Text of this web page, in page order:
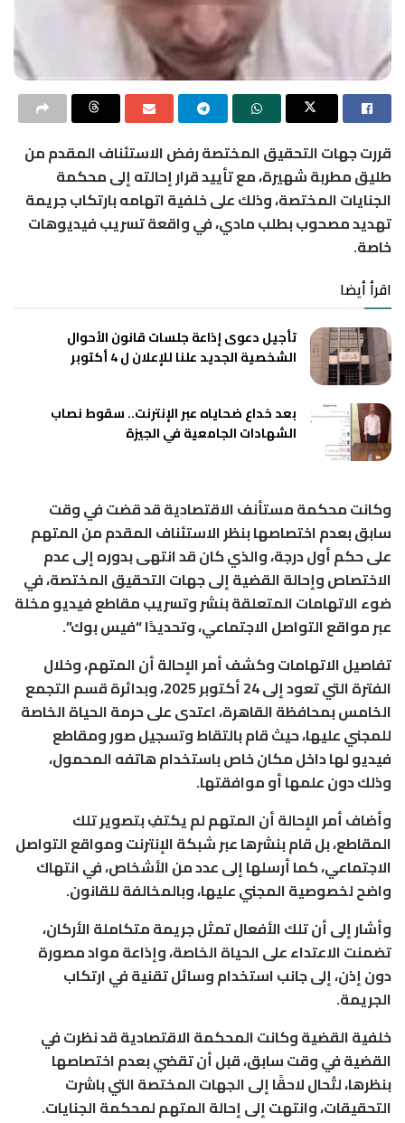
قررت جهات التحقيق المختصة رفض الاستئناف المقدم من
طليق مطربة شهيرة، مع تأييد قرار إحالته إلى محكمة
الجنايات المختصة، وذلك على خلفية اتهامه بارتكاب جريمة
تهديد مصحوب بطلب مادي، في واقعة تسريب فيديوهات
خاصة.
اقرأ أيضا
تأجيل دعوى إذاعة جلسات قانون الأحوال
الشخصية الجديد علنا للإعلان ل 4 أكتوبر
بعد خداع ضحاياه عبر الإنترنت.. سقوط نصاب
الشهادات الجامعية في الجيزة
وكانت محكمة مستأنف الاقتصادية قد قضت في وقت
سابق بعدم اختصاصها بنظر الاستئناف المقدم من المتهم
على حكم أول درجة، والذي كان قد انتهى بدوره إلى عدم
الاختصاص وإحالة القضية إلى جهات التحقيق المختصة، في
ضوء الاتهامات المتعلقة بنشر وتسريب مقاطع فيديو مخلة
عبر مواقع التواصل الاجتماعي، وتحديدًا “فيس بوك”.
تفاصيل الاتهامات وكشف أمر الإحالة أن المتهم، وخلال
الفترة التي تعود إلى 24 أكتوبر 2025، وبدائرة قسم التجمع
الخامس بمحافظة القاهرة، اعتدى على حرمة الحياة الخاصة
للمجني عليها، حيث قام بالتقاط وتسجيل صور ومقاطع
فيديو لها داخل مكان خاص باستخدام هاتفه المحمول،
وذلك دون علمها أو موافقتها.
وأضاف أمر الإحالة أن المتهم لم يكتفِ بتصوير تلك
المقاطع، بل قام بنشرها عبر شبكة الإنترنت ومواقع التواصل
الاجتماعي، كما أرسلها إلى عدد من الأشخاص، في انتهاك
واضح لخصوصية المجني عليها، وبالمخالفة للقانون.
وأشار إلى أن تلك الأفعال تمثل جريمة متكاملة الأركان،
تضمنت الاعتداء على الحياة الخاصة، وإذاعة مواد مصورة
دون إذن، إلى جانب استخدام وسائل تقنية في ارتكاب
الجريمة.
خلفية القضية وكانت المحكمة الاقتصادية قد نظرت في
القضية في وقت سابق، قبل أن تقضي بعدم اختصاصها
بنظرها، لتُحال لاحقًا إلى الجهات المختصة التي باشرت
التحقيقات، وانتهت إلى إحالة المتهم لمحكمة الجنايات.